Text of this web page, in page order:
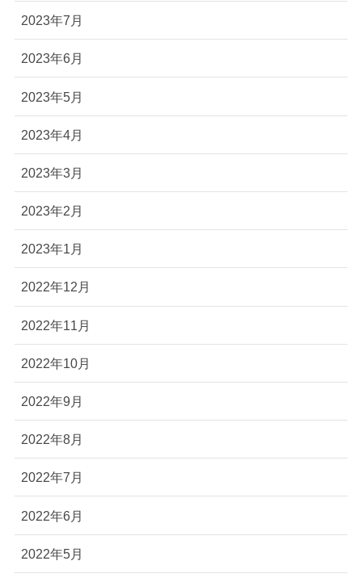
2023年7月
2023年6月
2023年5月
2023年4月
2023年3月
2023年2月
2023年1月
2022年12月
2022年11月
2022年10月
2022年9月
2022年8月
2022年7月
2022年6月
2022年5月